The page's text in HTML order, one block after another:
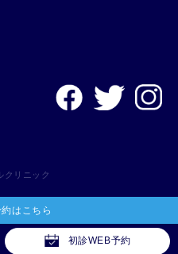
歯原
性歯痛(ひしげんせいしつう)
1)歯原性歯痛 「歯原性歯
周囲の組織（歯茎等）から引
痛の主な原因 虫歯によ
み 知覚過敏による歯の痛み
よる歯茎の痛み 等 2)非
位になることで歯の痛みを強
が考えられます。 歯が痛い、
クリニック
はこちら
初診WEB予約